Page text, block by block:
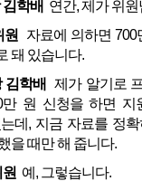
학배 연간, 제가 위
원
자료에 의하면 700
돼 있습니다.
김학배
제가 알기로
만 원 신청을 하면 지
데, 지금 자료를 정
을 때만 해 줍니다.
예, 그렇습니다.